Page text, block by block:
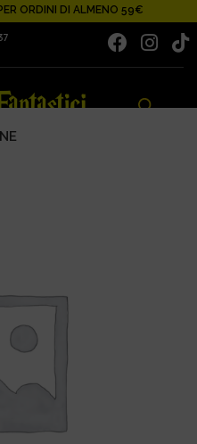
ORDINI DI ALMENO 59€